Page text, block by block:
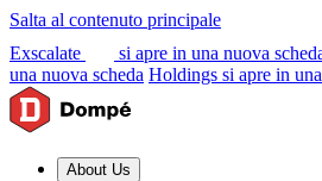
Salta al contenuto principale
Exscalate
si apre in una nuova
una nuova scheda Holdings si apre in
About Us